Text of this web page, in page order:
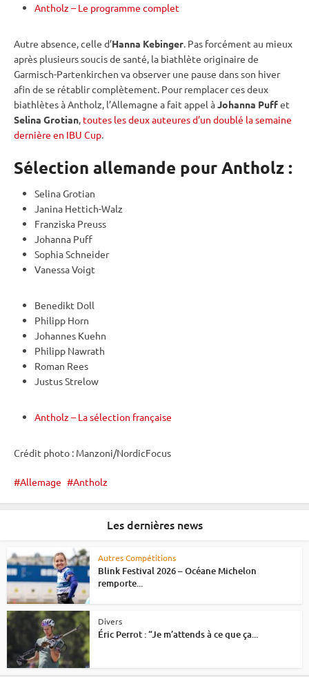
Antholz – Le programme complet
Autre absence, celle d’Hanna Kebinger. Pas forcément au mieux
après plusieurs soucis de santé, la biathlète originaire de
Garmisch-Partenkirchen va observer une pause dans son hiver
afin de se rétablir complètement. Pour remplacer ces deux
biathlètes à Antholz, l’Allemagne a fait appel àJohanna Puffet
Selina Grotian, toutes les deux auteures d’un doublé la semaine
dernière en IBU Cup.
Sélection allemande pour Antholz :
Selina Grotian
Janina Hettich-Walz
Franziska Preuss
Johanna Puff
Sophia Schneider
Vanessa Voigt
Benedikt Doll
Philipp Horn
Johannes Kuehn
Philipp Nawrath
Roman Rees
Justus Strelow
Antholz – La sélection française
Crédit photo : Manzoni/NordicFocus
Allemage Antholz
Les dernières news
Autres Compétitions
Blink Festival 2026 – Océane Michelon
remporte...
Divers
Éric Perrot : “Je m’attends à ce que ça...